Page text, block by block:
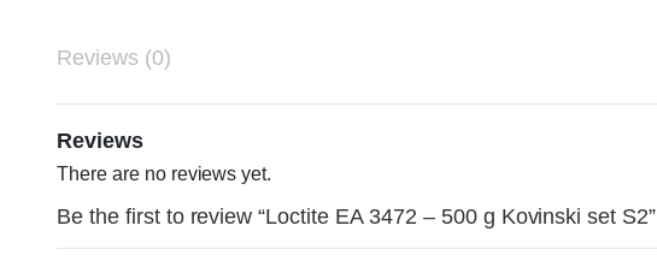
Reviews (0)
Reviews
There are no reviews yet.
Be the first to review “Loctite EA 3472 – 500 g Kovinski set S2”